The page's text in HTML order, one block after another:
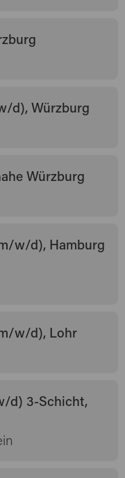
d), Würzburg
Würzburg
w/d), Hamburg
w/d), Lohr
d) 3-Schicht,